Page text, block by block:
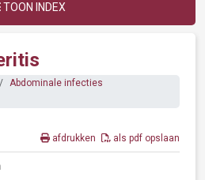
TOON INDEX
Abdominale infecties
afdrukken
als pdf opslaan